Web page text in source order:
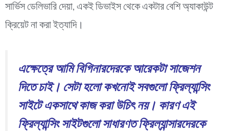
সার্ভিস ডেলিভারি দেয়া, একই ডিভাইস থেকে একটার বেশি অ্যাকাউন্ট
ক্রিয়েট না করা ইত্যাদি।
এক্ষেত্রে আমি বিগিনারদেরকে আরেকটা সাজেশন
দিতে চাই। সেটা হলো কখনোই সবগুলো ফ্রিল্যান্সিং
সাইটে একসাথে কাজ করা উচিৎ নয়। কারণ এই
ফ্রিল্যান্সিং সাইটগুলো সাধারণত ফ্রিল্যান্সারদেরকে